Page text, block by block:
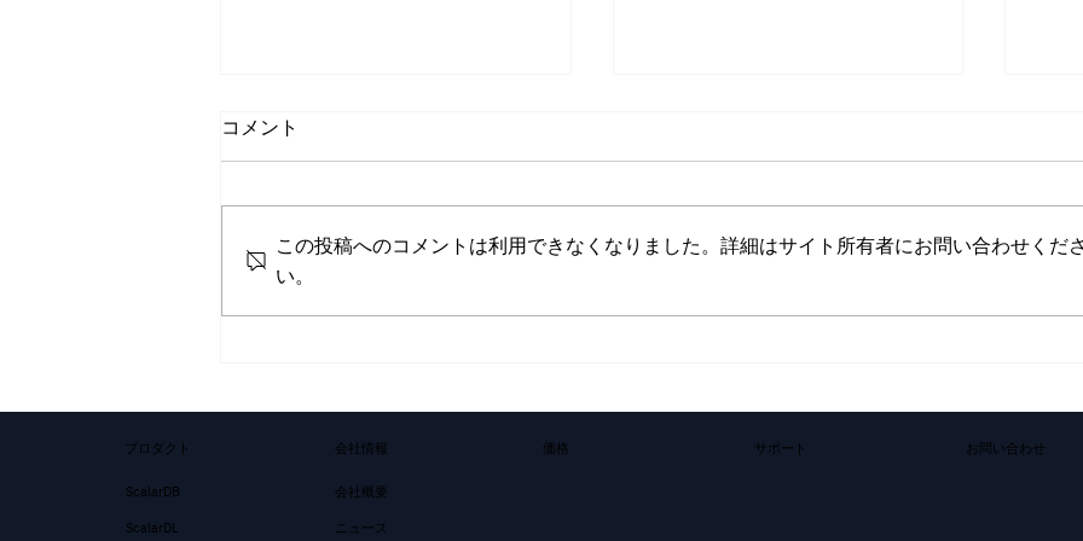
プロダクト
ScalarDB
ScalarDL
会社情報
会社概要
ニュース
価格 サポート ​お問い合わせ
株式会社Scalar、株式会社ゼ
株式会社Scalar、SAISON
津航
2024
コメント
この投稿へのコメントは利用できなくなりました。詳細はサイト所有者にお問い合わせくださ
い。